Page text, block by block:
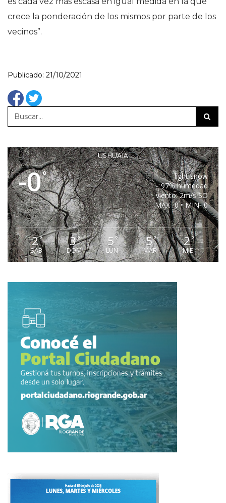
crece la ponderación de los mismos por parte de los
vecinos”.
Publicado: 21/10/2021
USHUAIA
-0°
light snow
97% humedad
viento: 2m/s SO
MAX -0 • MIN -0
2°
SAB
3°
DOM
5°
LUN
5°
MAR
2°
MIE